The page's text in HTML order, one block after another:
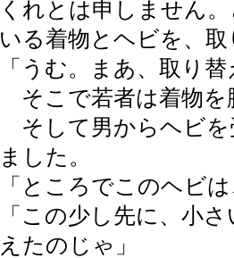
くれとは申しません
いる着物とヘビを、
「うむ。まあ、取り
そこで若者は着物を
そして男からヘビを
ました。
「ところでこのヘビ
「この少し先に、小
えたのじゃ」